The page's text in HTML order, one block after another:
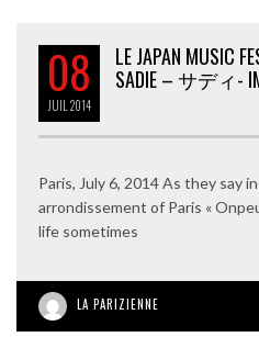
08
JUIL 2014
LE JAPAN MUSIC
SADIE – サディ-
Paris, July 6, 2014 As they say
arrondissement of Paris «
life sometimes
LA PARIZIENNE